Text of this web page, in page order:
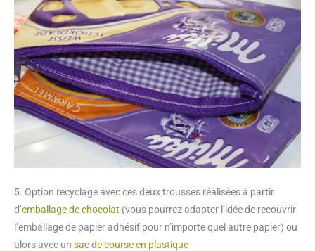
5. Option recyclage avec ces deux trousses réalisées à partir
d’emballage de chocolat (vous pourrez adapter l’idée de recouvrir
l’emballage de papier adhésif pour n’importe quel autre papier) ou
alors avec un sac de course en plastique